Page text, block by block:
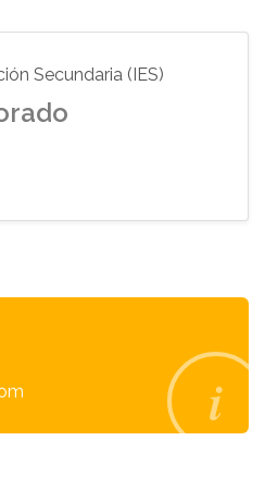
Secundaria (IES)